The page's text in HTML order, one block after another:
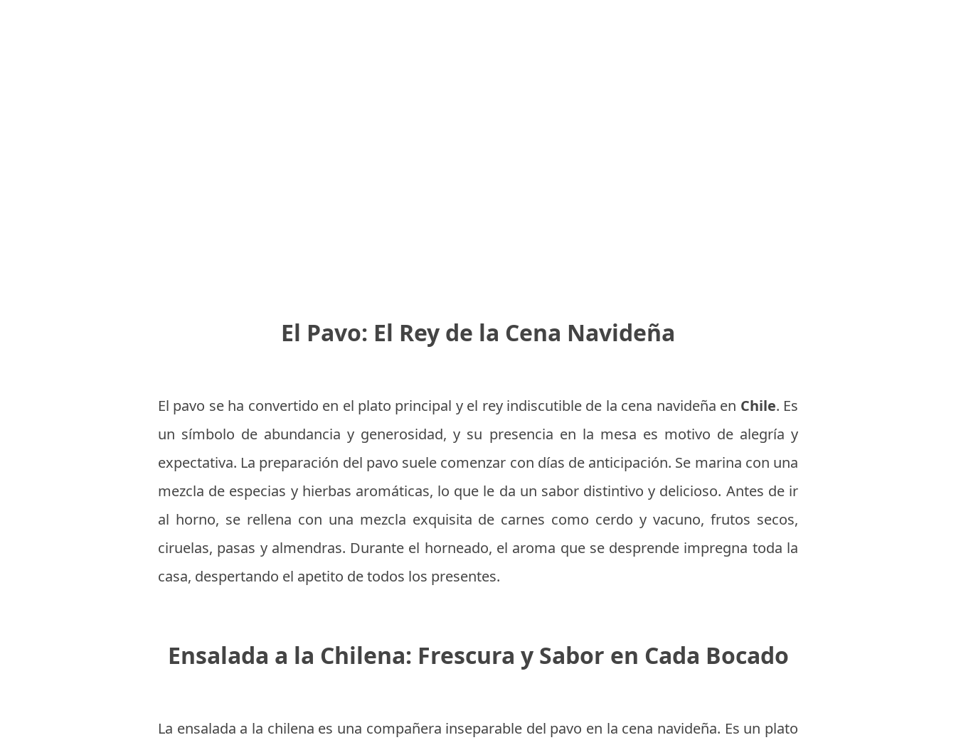
El Pavo: El Rey de la Cena Navideña
El pavo se ha convertido en el plato principal y el rey indiscutible de la cena navideña en Chile. Es
un símbolo de abundancia y generosidad, y su presencia en la mesa es motivo de alegría y
expectativa. La preparación del pavo suele comenzar con días de anticipación. Se marina con una
mezcla de especias y hierbas aromáticas, lo que le da un sabor distintivo y delicioso. Antes de ir
al horno, se rellena con una mezcla exquisita de carnes como cerdo y vacuno, frutos secos,
ciruelas, pasas y almendras. Durante el horneado, el aroma que se desprende impregna toda la
casa, despertando el apetito de todos los presentes.
Ensalada a la Chilena: Frescura y Sabor en Cada Bocado
La ensalada a la chilena es una compañera inseparable del pavo en la cena navideña. Es un plato